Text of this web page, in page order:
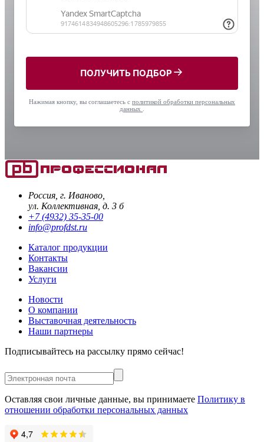
ПОЛУЧИТЬ ПОДБОР
Нажимая кнопку, вы соглашаетесь с политикой обработки персональных
данных
Россия, г. Иваново,
ул. Коллективная, д. 3 б
+7 (4932) 35-35-00
info@profdst.ru
Каталог продукции
Контакты
Вакансии
Услуги
Новости
О компании
Выставочная деятельность
Наши партнеры
Подписывайтесь на рассылку прямо сейчас!
Оставляя свои личные данные, вы принимаете Политику в
отношении обработки персональных данных